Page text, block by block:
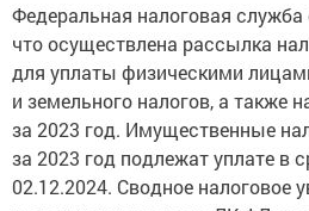
Федеральная налоговая
что осуществлена рассылка
для уплаты физическими
и земельного налогов, а также
за 2023 год. Имущественные
за 2023 год подлежат уплате в
02.12.2024. Сводное налоговое